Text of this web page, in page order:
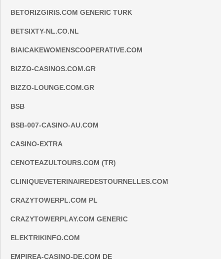
BETORIZGIRIS.COM GENERIC TURK
BETSIXTY-NL.CO.NL
BIAICAKEWOMENSCOOPERATIVE.COM
BIZZO-CASINOS.COM.GR
BIZZO-LOUNGE.COM.GR
BSB
BSB-007-CASINO-AU.COM
CASINO-EXTRA
CENOTEAZULTOURS.COM (TR)
CLINIQUEVETERINAIREDESTOURNELLES.COM
CRAZYTOWERPL.COM PL
CRAZYTOWERPLAY.COM GENERIC
ELEKTRIKINFO.COM
EMPIREA-CASINO-DE.COM DE